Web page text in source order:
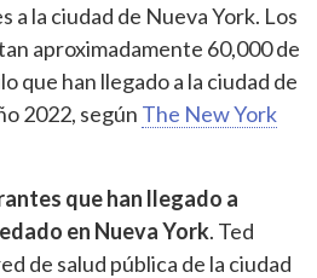
a la ciudad de Nueva York. Los
aproximadamente 60,000 de
que han llegado a la ciudad de
2022, según The New York
que han llegado a
en Nueva York. Ted
de salud pública de la ciudad